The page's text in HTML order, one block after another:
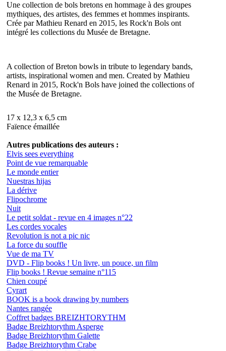
Une collection de bols bretons en hommage à des groupes
mythiques, des artistes, des femmes et hommes inspirants.
Crée par Mathieu Renard en 2015, les Rock'n Bols ont
intégré les collections du Musée de Bretagne.
A collection of Breton bowls in tribute to legendary bands,
artists, inspirational women and men. Created by Mathieu
Renard in 2015, Rock'n Bols have joined the collections of
the Musée de Bretagne.
17 x 12,3 x 6,5 cm
Faïence émaillée
Autres publications des auteurs :
Elvis sees everything
Point de vue remarquable
Le monde entier
Nuestras hijas
La dérive
Flipochrome
Nuit
Le petit soldat - revue en 4 images n°22
Les cordes vocales
Revolution is not a pic nic
La force du souffle
Vue de ma TV
DVD - Flip books ! Un livre, un pouce, un film
Flip books ! Revue semaine n°115
Chien coupé
Cyrart
BOOK is a book drawing by numbers
Nantes rangée
Coffret badges BREIZHTORYTHM
Badge Breizhtorythm Asperge
Badge Breizhtorythm Galette
Badge Breizhtorythm Crabe